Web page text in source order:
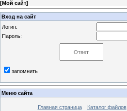
[Мой сайт]
Вход на сайт
Логин:
Пароль:
запомнить
Меню сайта
Главная страница Каталог файлов